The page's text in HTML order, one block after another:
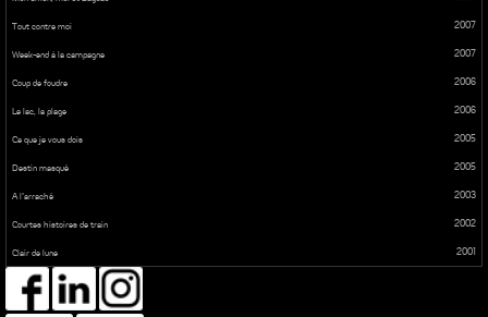
Tout contre moi 2007
Week-end à la campagne 2007
Coup de foudre 2006
Le lac, la plage 2006
Ce que je vous dois 2005
Destin masqué 2005
A l’arraché 2003
Courtes histoires de train 2002
Clair de lune 2001